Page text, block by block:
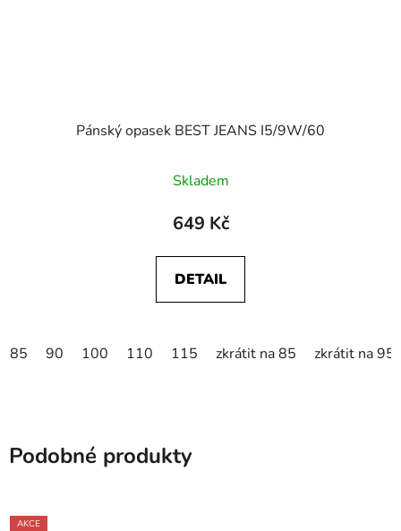
Pánský opasek BEST JEANS I5/9W/60
Skladem
649 Kč
DETAIL
85 90 100 110 115 zkrátit na 85 zkrátit na 95
Podobné produkty
AKCE